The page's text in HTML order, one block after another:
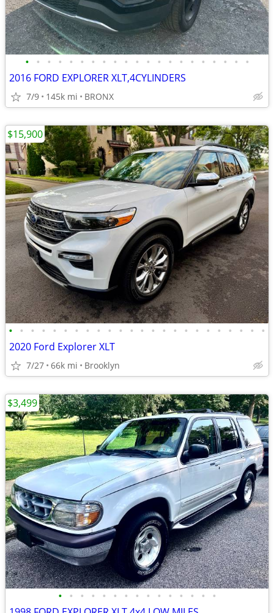
• • • • • • • • • • • • • • • • • • • • •
2016 FORD EXPLORER XLT,4CYLINDERS
7/9 145k mi BRONX
• • • • • • • • • • • • • • • • • • • • • • • •
2020 Ford Explorer XLT
7/27 66k mi Brooklyn
$15,900
• • • • • • • • • • • • • • •
$3,499